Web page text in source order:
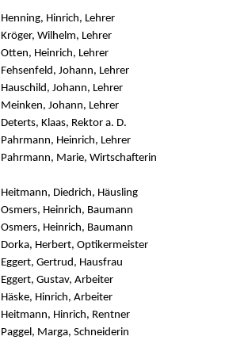
Henning, Hinrich, Lehrer
Kröger, Wilhelm, Lehrer
Otten, Heinrich, Lehrer
Fehsenfeld, Johann, Lehrer
Hauschild, Johann, Lehrer
Meinken, Johann, Lehrer
Deterts, Klaas, Rektor a. D.
Pahrmann, Heinrich, Lehrer
Pahrmann, Marie, Wirtschafterin
Heitmann, Diedrich, Häusling
Osmers, Heinrich, Baumann
Osmers, Heinrich, Baumann
Dorka, Herbert, Optikermeister
Eggert, Gertrud, Hausfrau
Eggert, Gustav, Arbeiter
Häske, Hinrich, Arbeiter
Heitmann, Hinrich, Rentner
Paggel, Marga, Schneiderin